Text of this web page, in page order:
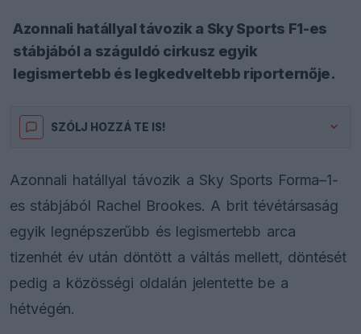
Azonnali hatállyal távozik a Sky Sports F1-es
stábjából a száguldó cirkusz egyik
legismertebb és legkedveltebb riporternője.
SZÓLJ HOZZÁ TE IS!
Azonnali hatállyal távozik a Sky Sports Forma–1-
es stábjából Rachel Brookes. A brit tévétársaság
egyik legnépszerűbb és legismertebb arca
tizenhét év után döntött a váltás mellett, döntését
pedig a közösségi oldalán jelentette be a
hétvégén.